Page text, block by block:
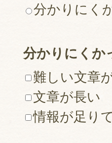
分かりにく
分かりにくか
難しい文章
文章が長い
情報が足り